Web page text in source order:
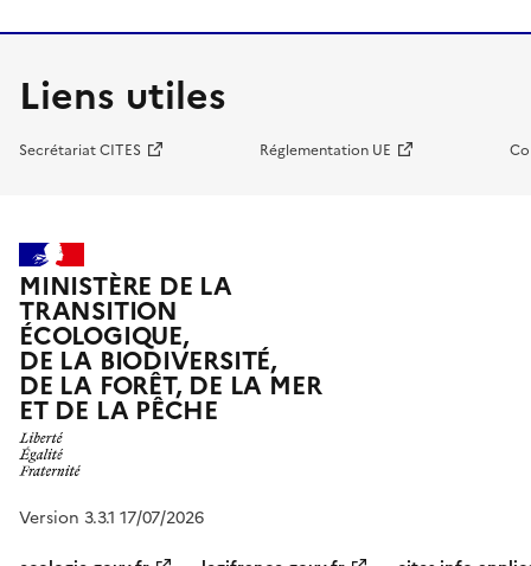
Liens utiles
Secrétariat CITES Réglementation UE
MINISTÈRE DE LA
TRANSITION
ÉCOLOGIQUE,
DE LA BIODIVERSITÉ,
DE LA FORÊT, DE LA MER
ET DE LA PÊCHE
Version 3.3.1 17/07/2026